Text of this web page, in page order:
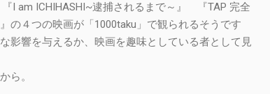
I am ICHIHASHI~逮捕されるまで～』 『TAP 完全
４つの映画が「1000taku」で観られるそうです
影響を与えるか、映画を趣味としている者として見
から。